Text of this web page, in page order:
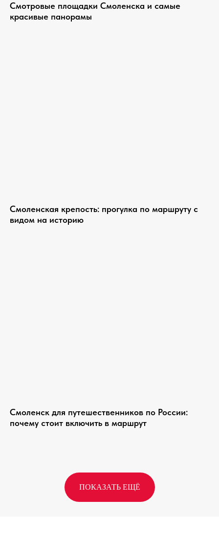
Смотровые площадки Смоленска и самые
красивые панорамы
Смоленская крепость: прогулка по маршруту с
видом на историю
Смоленск для путешественников по России:
почему стоит включить в маршрут
ПОКАЗАТЬ ЕЩЁ